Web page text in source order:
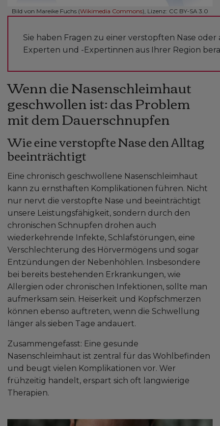
Bild von Mareike Fuchs (Wikimedia Commons), Lizenz: CC BY-SA 3.0
Sie haben Fragen zu einer verstopften Nase
Experten und -Expertinnen aus Ihrer Region
Wenn die Nasenschleimhaut
geschwollen ist: das Problem
mit dem Dauerschnupfen
Wie eine verstopfte Nase den Alltag
beeinträchtigt
Eine chronisch geschwollene Nasenschleimhaut
kann zu ernsthaften Komplikationen führen. Nicht
nur nervt die verstopfte Nase und beeinträchtigt
unsere Leistungsfähigkeit, sondern durch den
chronischen Schnupfen drohen auch
wiederkehrende Infekte, Schlafstörungen, eine
Verschlechterung des Hörvermögens und sogar
Entzündungen der Nebenhöhlen. Insbesondere
bei bereits bestehenden Erkrankungen, wie
Allergien oder chronischen Infektionen, sollte man
aufmerksam sein. Heiserkeit und Kopfschmerzen
können ebenso auftreten, wenn die Schwellung
länger als sieben Tage andauert.
Zusammengefasst: Eine gesunde
Nasenschleimhaut ist zentral für das Wohlbefinden
und beugt vielen Komplikationen vor. Wer
frühzeitig handelt, erspart sich oft langwierige
Therapien.